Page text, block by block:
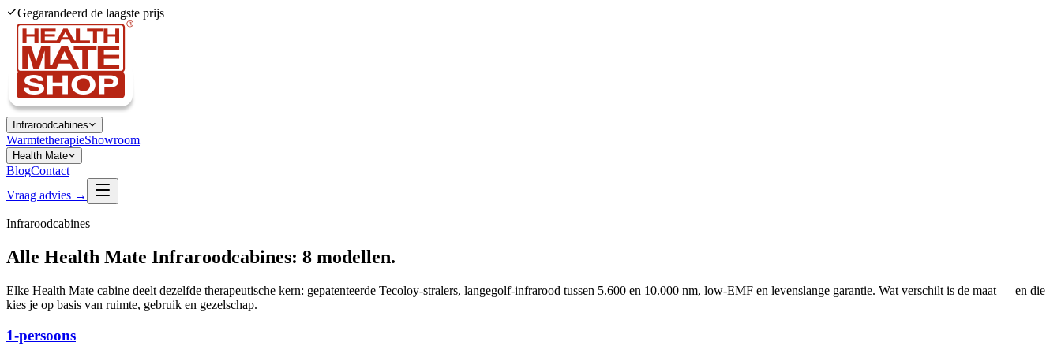
Gegarandeerd de laagste prijs
Infraroodcabines
WarmtetherapieShowroom
Health Mate
BlogContact
Vraag advies →
Infraroodcabines
Alle Health Mate Infraroodcabines: 8 modellen.
Elke Health Mate cabine deelt dezelfde therapeutische kern: gepatenteerde Tecoloy-stralers, langegolf-infrarood tussen 5.600 en 10.000 nm, low-EMF en levenslange garantie. Wat verschilt is de maat — en die
kies je op basis van ruimte, gebruik en gezelschap.
1-persoons